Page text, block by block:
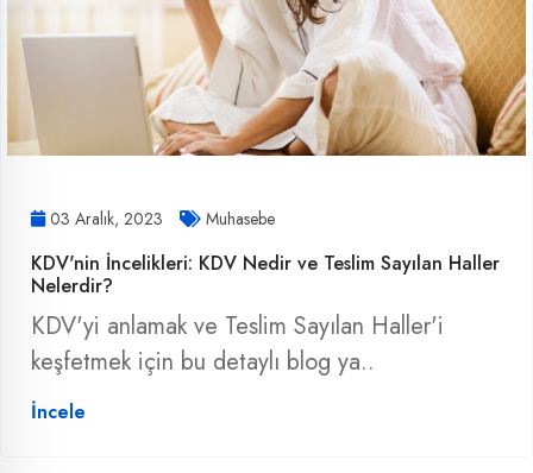
03 Aralık, 2023 Muhasebe
KDV'nin İncelikleri: KDV Nedir ve Teslim Sayılan Haller
Nelerdir?
KDV'yi anlamak ve Teslim Sayılan Haller'i
keşfetmek için bu detaylı blog ya..
İncele